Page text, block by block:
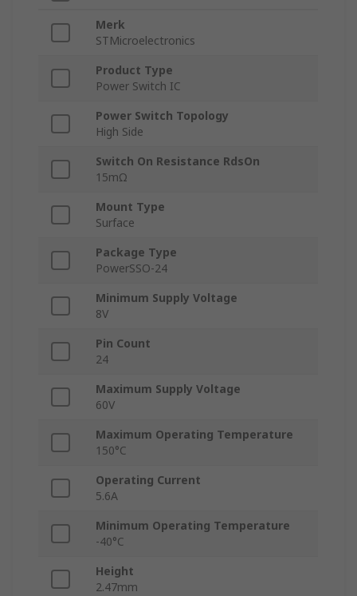
Merk
STMicroelectronics
Product Type
Power Switch IC
Power Switch Topology
High Side
Switch On Resistance RdsOn
15mΩ
Mount Type
Surface
Package Type
PowerSSO-24
Minimum Supply Voltage
8V
Pin Count
24
Maximum Supply Voltage
60V
Maximum Operating Temperature
150°C
Operating Current
5.6A
Minimum Operating Temperature
-40°C
Height
2.47mm